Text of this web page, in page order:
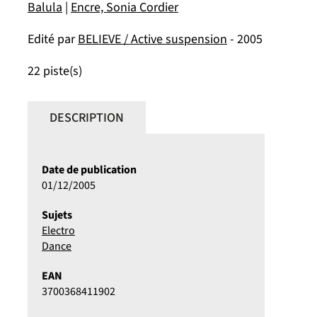
Balula | Encre, Sonia Cordier
Edité parBELIEVE / Active suspension- 2005
22 piste(s)
DESCRIPTION
Date de publication
01/12/2005
Sujets
Electro
Dance
EAN
3700368411902